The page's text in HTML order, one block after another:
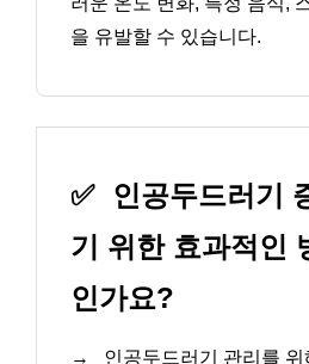
을 유발할 수 있습니다.
✅
인공두드러기
기 위한 효과적인
인가요?
→
인공두드러기 관리를